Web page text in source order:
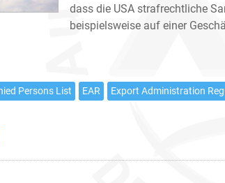
dass die USA strafrechtliche
beispielsweise auf einer
Persons List EAR Export Administration